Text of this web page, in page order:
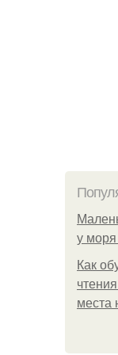
у моря
Как
места